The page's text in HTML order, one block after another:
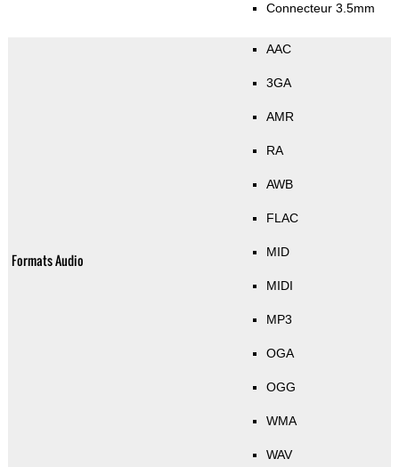
Connecteur 3.5mm
Formats Audio
AAC
3GA
AMR
RA
AWB
FLAC
MID
MIDI
MP3
OGA
OGG
WMA
WAV